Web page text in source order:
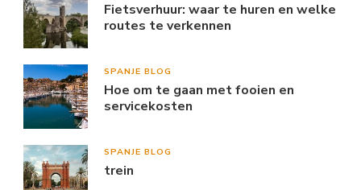
Fietsverhuur: waar te huren en welke
routes te verkennen
SPANJE BLOG
Hoe om te gaan met fooien en
servicekosten
SPANJE BLOG
trein